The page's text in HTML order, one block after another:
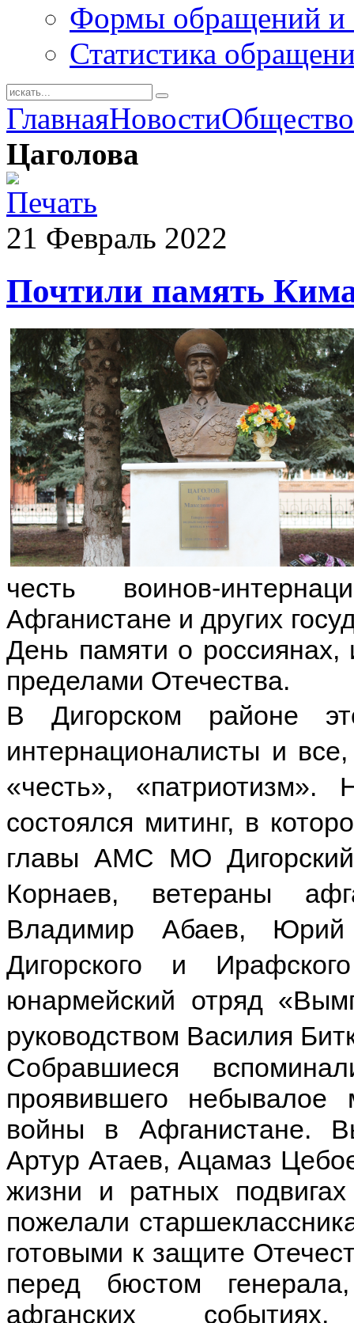
Формы обращений и
Статистика
ГлавнаяНовостиОбщество
Цаголова
21 Февраль 2022
Почтили память
честь воинов-
Афганистане и других
День памяти о
пределами Отечества.
В Дигорском районе
интернационалисты и
«честь»,
состоялся митинг, в
главы АМС МО
Корнаев, ветераны
Владимир Абаев, Юрий
Дигорского и
юнармейский отряд
руководством Василия
Собравшиеся
проявившего
войны в Афганистане.
Артур Атаев, Ацамаз
жизни и ратных
пожелали
готовыми к защите
перед бюстом
афганских